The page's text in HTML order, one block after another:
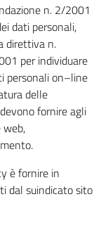
n. 2/2001
dati personali,
direttiva n.
per individuare
personali on–line
delle
fornire agli
web,
è fornire in
dal suindicato sito